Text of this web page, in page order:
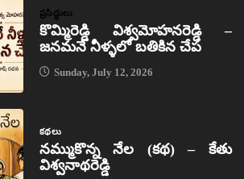
ప్రసిద్ధులు
కొమ్మిరెడ్డి విశ్వమోహనరెడ్డి –
జనమనే నీళ్ళలో బతికిన చేప
Sunday, July 12, 2026
కథలు
నమ్ముకొన్న నేల (కథ) – కేతు
విశ్వనాథరెడ్డి